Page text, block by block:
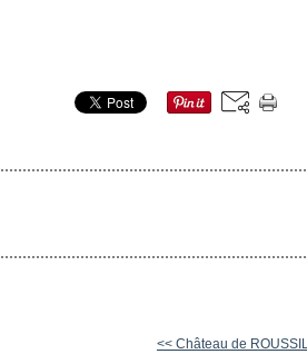
<< Château de